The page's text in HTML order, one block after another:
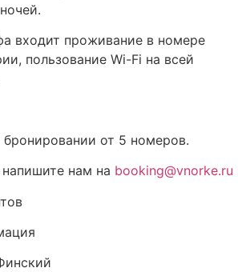
входит проживание в номере
пользование Wi-Fi на всей
бронировании от 5 номеров.
нам на booking@vnorke.ru